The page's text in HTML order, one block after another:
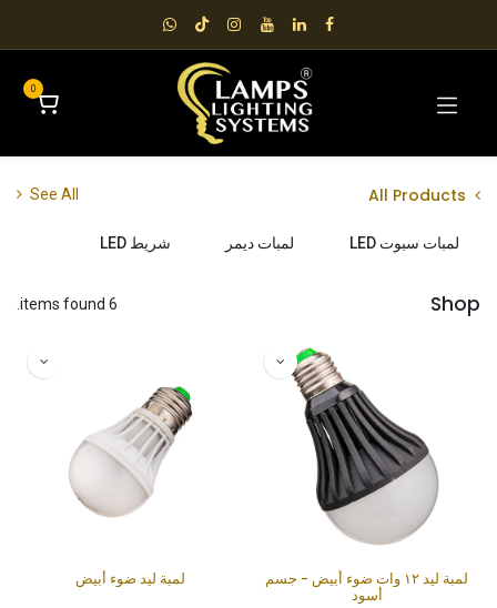
0
All Products
See All
لمبات سبوت LED لمبات ديمر شريط LED
Shop
6 items found.
لمبة ليد ١٢ وات ضوء أبيض - جسم
أسود
لمبة ليد ضوء أبيض